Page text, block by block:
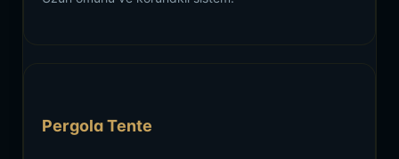
Pergola Tente